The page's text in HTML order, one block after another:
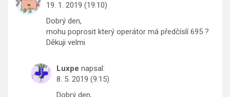
19. 1. 2019 (19:10)
Dobrý den,
mohu poprosit který operátor má předčíslí 695 ?
Děkuji velmi
Luxpe napsal:
8. 5. 2019 (9:15)
Dobrý den,